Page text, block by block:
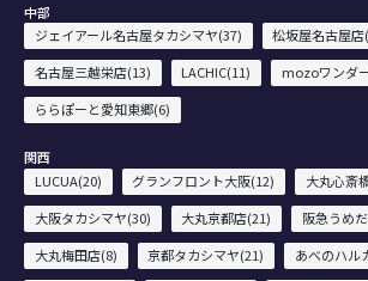
中部
ジェイアール名古屋タカシマヤ(37)
松坂屋名古屋店
名古屋三越栄店(13)
LACHIC(11)
mozoワンダ
ららぽーと愛知東郷(6)
関西
LUCUA(20)
グランフロント大阪(12)
大丸心斎
大阪タカシマヤ(30)
大丸京都店(21)
阪急うめ
大丸梅田店(8)
京都タカシマヤ(21)
あべのハル